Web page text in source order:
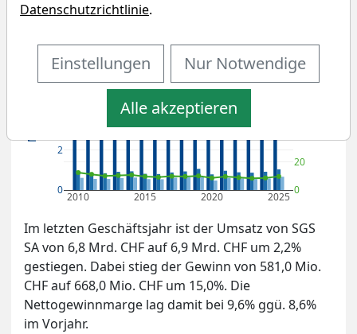
2010 2015 2020 2025
0
2
6
0
20
80
100
Umsatz
EBIT
Gewinn
Im letzten Geschäftsjahr ist der Umsatz von SGS
SA von 6,8 Mrd. CHF auf 6,9 Mrd. CHF um 2,2%
gestiegen. Dabei stieg der Gewinn von 581,0 Mio.
CHF auf 668,0 Mio. CHF um 15,0%. Die
Nettogewinnmarge lag damit bei 9,6% ggü. 8,6%
im Vorjahr.
Datenschutzrichtlinie.
Einstellungen Nur Notwendige
Alle akzeptieren